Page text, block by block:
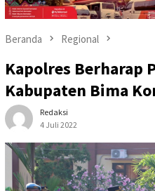
Beranda Regional
Kapolres Berharap
Kabupaten Bima
Redaksi
4 Juli 2022